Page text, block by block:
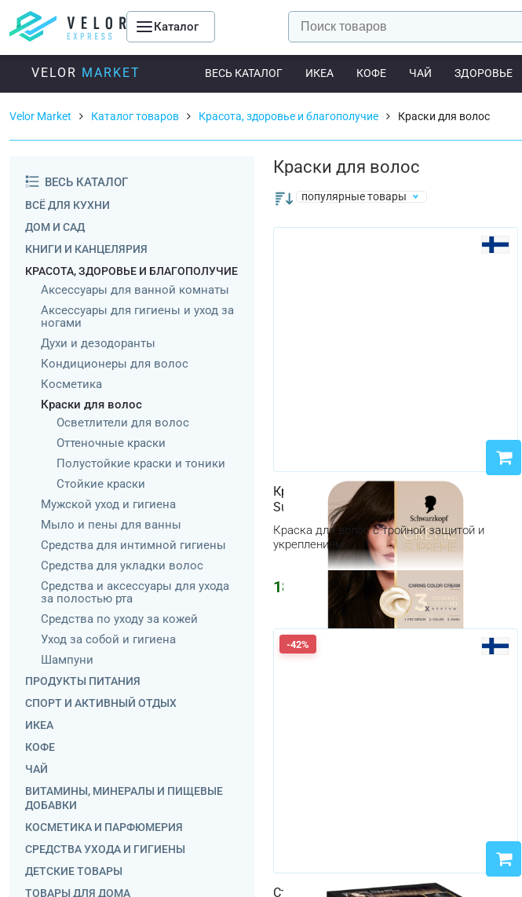
Каталог
VELOR MARKET ВЕСЬ КАТАЛОГ ИКЕА КОФЕ ЧАЙ ЗДОРОВЬЕ
Velor Market Каталог товаров Красота, здоровье и благополучие Краски для волос
ВЕСЬ КАТАЛОГ
ВСЁ ДЛЯ КУХНИ
ДОМ И САД
КНИГИ И КАНЦЕЛЯРИЯ
КРАСОТА, ЗДОРОВЬЕ И БЛАГОПОЛУЧИЕ
Аксессуары для ванной комнаты
Аксессуары для гигиены и уход за
ногами
Духи и дезодоранты
Кондиционеры для волос
Косметика
Краски для волос
Осветлители для волос
Оттеночные краски
Полустойкие краски и тоники
Стойкие краски
Мужской уход и гигиена
Мыло и пены для ванны
Средства для интимной гигиены
Средства для укладки волос
Средства и аксессуары для ухода
за полостью рта
Средства по уходу за кожей
Уход за собой и гигиена
Шампуни
ПРОДУКТЫ ПИТАНИЯ
СПОРТ И АКТИВНЫЙ ОТДЫХ
ИКЕА
КОФЕ
ЧАЙ
ВИТАМИНЫ, МИНЕРАЛЫ И ПИЩЕВЫЕ
ДОБАВКИ
КОСМЕТИКА И ПАРФЮМЕРИЯ
СРЕДСТВА УХОДА И ГИГИЕНЫ
ДЕТСКИЕ ТОВАРЫ
ТОВАРЫ ДЛЯ ДОМА
Краски для волос
популярные товары
Краска для волос Schwarzkopf Creme
Supreme Caring Color Cream
Краска для волос с тройной защитой и
укреплением
1868
-42%
Стойкая краска Loreal Infinia 4 Tahiti